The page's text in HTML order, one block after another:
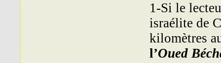
1-Si le
israélite de
kilomètres
l’Oued